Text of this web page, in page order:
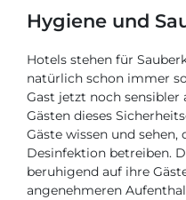
Hygiene und
Hotels stehen für
natürlich schon immer
Gast jetzt noch sensibler
Gästen dieses
Gäste wissen und
Desinfektion betreiben.
beruhigend auf ihre
angenehmeren